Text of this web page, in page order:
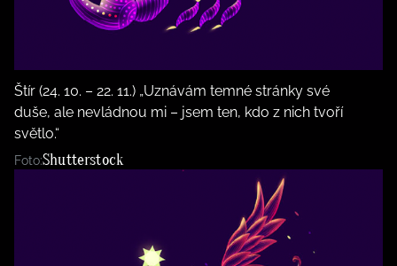
Štír (24. 10. – 22. 11.) „Uznávám temné stránky své
duše, ale nevládnou mi – jsem ten, kdo z nich tvoří
světlo.“
Foto:Shutterstock